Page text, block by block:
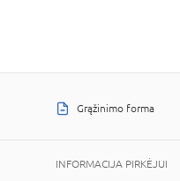
Grąžinimo forma
INFORMACIJA PIRKĖJUI